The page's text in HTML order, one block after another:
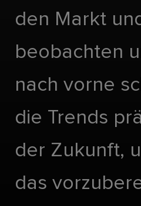
den Markt
beobachten
nach vorne
die Trends
der Zukunft,
das